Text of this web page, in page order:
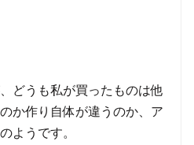
どうも私が買ったものは他
か作り自体が違うのか、ア
ようです。